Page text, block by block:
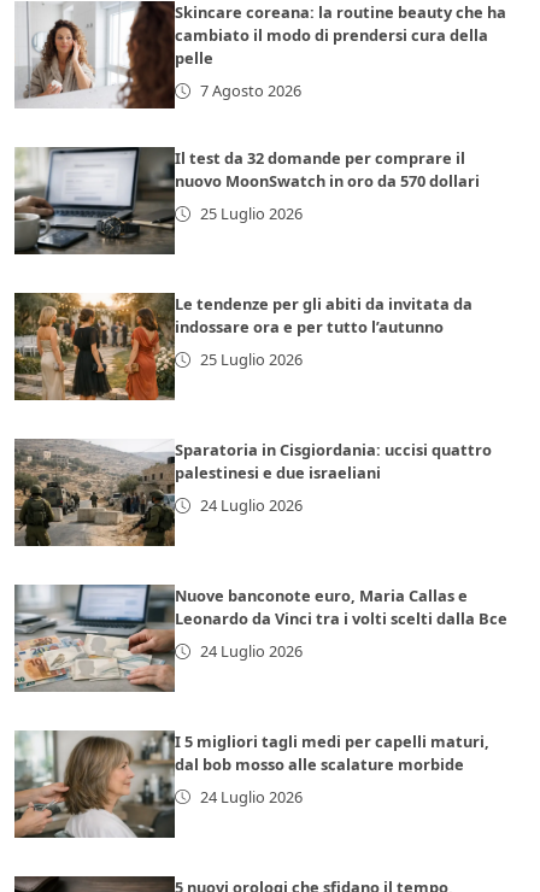
Skincare coreana: la routine beauty che ha
cambiato il modo di prendersi cura della
pelle
7 Agosto 2026
Il test da 32 domande per comprare il
nuovo MoonSwatch in oro da 570 dollari
25 Luglio 2026
Le tendenze per gli abiti da invitata da
indossare ora e per tutto l’autunno
25 Luglio 2026
Sparatoria in Cisgiordania: uccisi quattro
palestinesi e due israeliani
24 Luglio 2026
Nuove banconote euro, Maria Callas e
Leonardo da Vinci tra i volti scelti dalla Bce
24 Luglio 2026
I 5 migliori tagli medi per capelli maturi,
dal bob mosso alle scalature morbide
24 Luglio 2026
5 nuovi orologi che sfidano il tempo,